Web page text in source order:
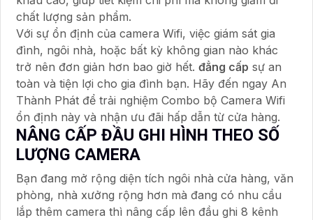
chất lượng sản phẩm.
Với sự ổn định của camera Wifi, việc giám sát gia
đình, ngôi nhà, hoặc bất kỳ không gian nào khác
trở nên đơn giản hơn bao giờ hết. đẳng cấp sự an
toàn và tiện lợi cho gia đình bạn. Hãy đến ngay An
Thành Phát để trải nghiệm Combo bộ Camera Wifi
ổn định này và nhận ưu đãi hấp dẫn từ cửa hàng.
NÂNG CẤP ĐẦU GHI HÌNH THEO SỐ
LƯỢNG CAMERA
Bạn đang mở rộng diện tích ngôi nhà cửa hàng, văn
phòng, nhà xưởng rộng hơn mà đang có nhu cầu
lắp thêm camera thì nâng cấp lên đầu ghi 8 kênh